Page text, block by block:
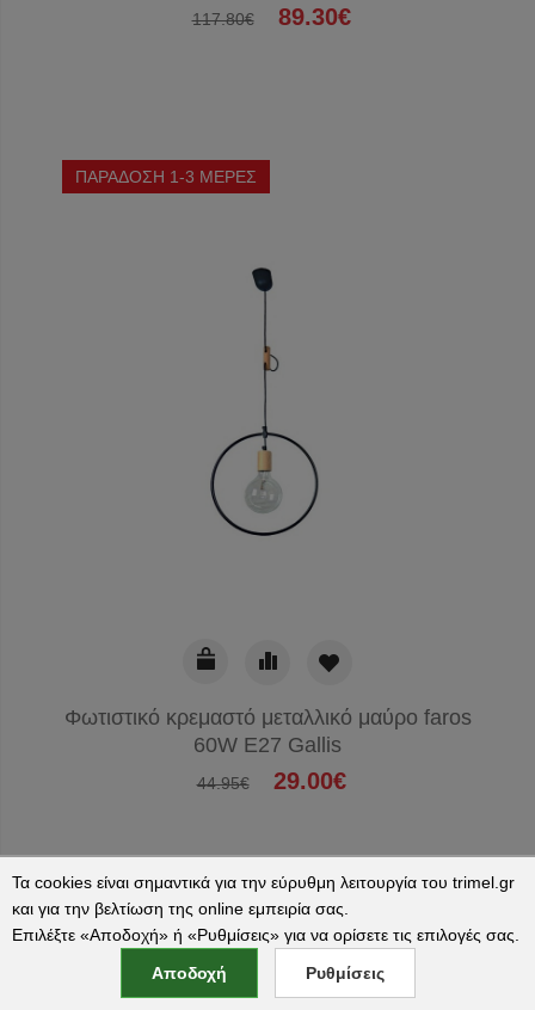
117.80€ 89.30€
ΠΑΡΑΔΟΣΗ 1-3 ΜΕΡΕΣ
Φωτιστικό κρεμαστό μεταλλικό μαύρο faros
60W E27 Gallis
44.95€ 29.00€
ΠΑΡΑΔΟΣΗ 1-3 ΜΕΡΕΣ
Τα cookies είναι σημαντικά για την εύρυθμη λειτουργία του trimel.gr
και για την βελτίωση της online εμπειρία σας.
Επιλέξτε «Αποδοχή» ή «Ρυθμίσεις» για να ορίσετε τις επιλογές σας.
Αποδοχή
Ρυθμίσεις